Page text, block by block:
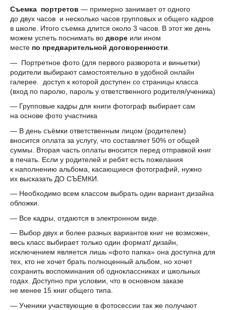
Съемка портретов — примерно занимает от одного
до двух часов и несколько часов групповых и общего кадров
в школе. Итого съемка длится около 3 часов. В этот же день
можем успеть поснимать во дворе или ином
месте по предварительной договоренности
— Портретное фото (для первого разворота и виньетки)
родители выбирают самостоятельно в удобной онлайн
галерее. доступ к которой доступен со страницы класса
(вход по паролю, пароль у ответственного родителя/ученика)
— Групповые кадры для книги фотограф выбирает сам
на основе фото участника
— В день съёмки ответственным лицом (родителем)
вносится оплата за услугу, что составляет 50% от общей
суммы. Вторая часть оплаты вносится перед отправкой книг
в печать. Если у родителей и ребят есть пожелания
к наполнению альбома, касающиеся фотографий, нужно
их высказать ДО СЪЁМКИ.
— Необходимо всем классом выбрать один вариант дизайна
обложки.
— Все кадры, отдаются в электронном виде.
— Выбор двух и более разных вариантов книг не возможен,
весь класс выбирает только один формат/ дизайн,
исключением является лишь «фото папка» она доступна для
тех, кто не хочет брать полноценный альбом, но хочет
сохранить воспоминания об одноклассниках и школьных
годах. Доступно при условии, что в основном заказе
не менее 15 книг общего типа.
— Ученики участвующие в фотосессии так же получают